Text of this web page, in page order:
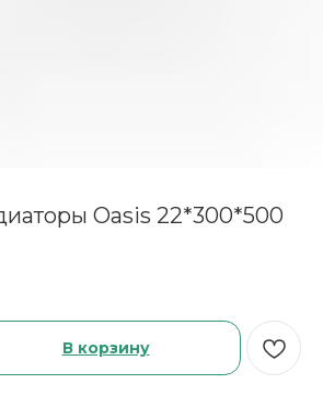
Oasis 22*300*500
В корзину